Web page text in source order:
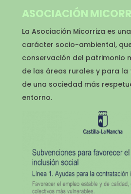
ASOCIACIÓN
La Asociación Micorriza es
carácter socio-ambiental,
conservación del patrimonio
de las áreas rurales y para
de una sociedad más
entorno.